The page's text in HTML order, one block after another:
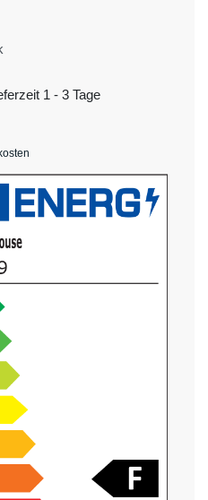
1 - 3 Tage